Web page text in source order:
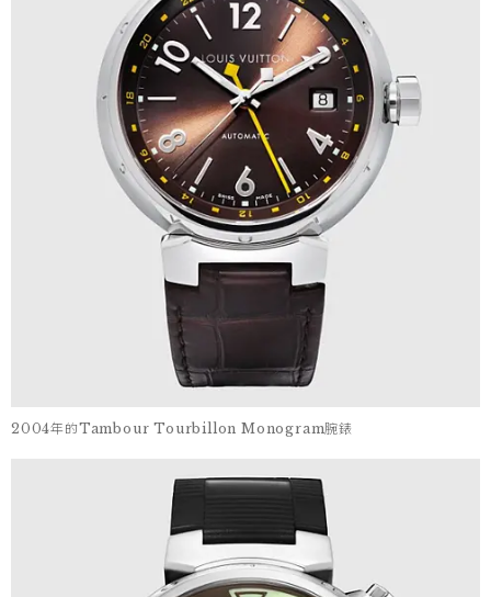
2004年的Tambour Tourbillon Monogram腕錶